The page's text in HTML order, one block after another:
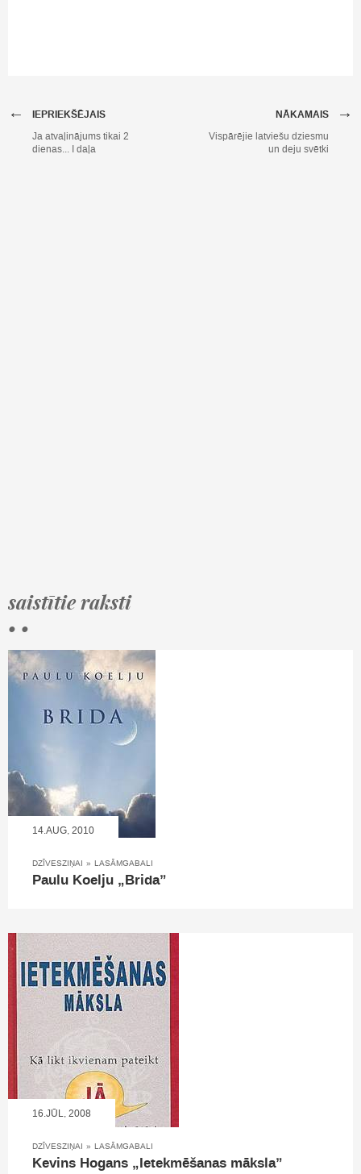
IEPRIEKŠĒJAIS
←
Ja atvaļinājums tikai 2
dienas... I daļa
NĀKAMAIS →
Vispārējie latviešu dziesmu
un deju svētki
saistītie raksti
• •
14.AUG, 2010
DZĪVESZIŅAI » LASĀMGABALI
Paulu Koelju „Brida”
16.JŪL, 2008
DZĪVESZIŅAI » LASĀMGABALI
Kevins Hogans „Ietekmēšanas māksla”